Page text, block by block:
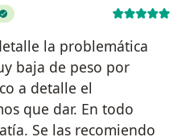
la problemática
baja de peso por
a detalle el
que dar. En todo
Se las recomiendo